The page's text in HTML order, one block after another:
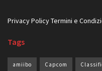
Privacy PolicyTermini e
Tags
amiibo Capcom